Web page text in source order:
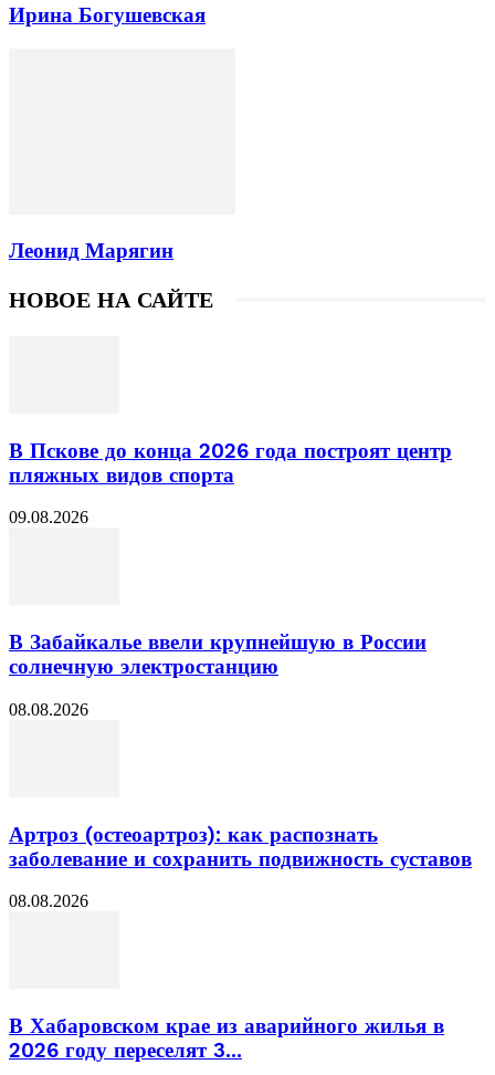
Ирина Богушевская
Леонид Марягин
НОВОЕ НА САЙТЕ
В Пскове до конца 2026 года построят центр
пляжных видов спорта
09.08.2026
В Забайкалье ввели крупнейшую в России
солнечную электростанцию
08.08.2026
Артроз (остеоартроз): как распознать
заболевание и сохранить подвижность суставов
08.08.2026
В Хабаровском крае из аварийного жилья в
2026 году переселят 3...